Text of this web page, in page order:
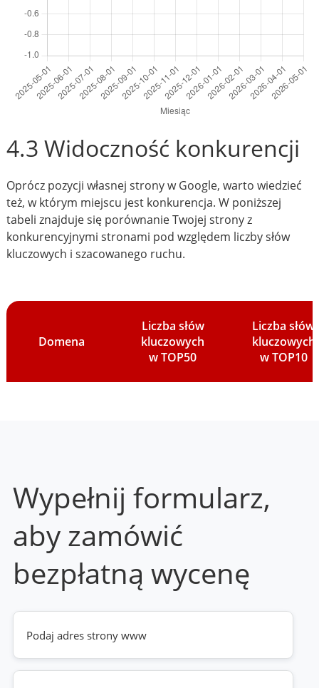
4.3 Widoczność konkurencji
Oprócz pozycji własnej strony w Google, warto wiedzieć
też, w którym miejscu jest konkurencja. W poniższej
tabeli znajduje się porównanie Twojej strony z
konkurencyjnymi stronami pod względem liczby słów
kluczowych i szacowanego ruchu.
Domena
Liczba słów
kluczowych
w TOP50
Liczba słów
kluczowych
w TOP10
Wypełnij formularz,
aby zamówić
bezpłatną wycenę
Twoja
strona
www
(wymagane)
Telefon